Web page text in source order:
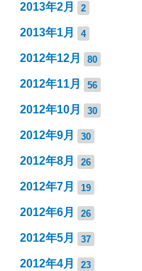
2013年2月 2
2013年1月 4
2012年12月 80
2012年11月 56
2012年10月 30
2012年9月 30
2012年8月 26
2012年7月 19
2012年6月 26
2012年5月 37
2012年4月 23